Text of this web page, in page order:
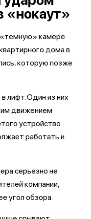
«нокаут»
камере
дома в
которую позже
лифт. Один из них
движением
устройство
работать и
серьезно не
компании,
угол обзора.